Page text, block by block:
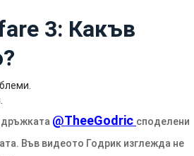
3: Какъв
дръжката @TheeGodric споделени
Във видеото Годрик изглежда не